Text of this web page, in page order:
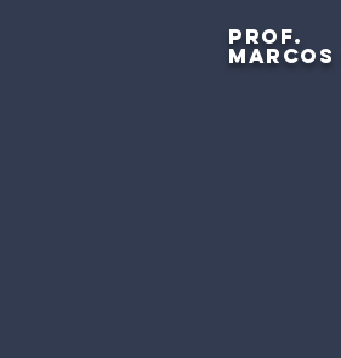
PROF.
MARCOS